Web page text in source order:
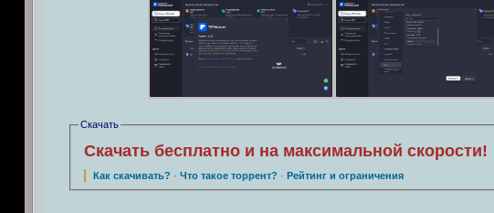
Скачать
Скачать бесплатно и на максимальной скорости!
Как скачивать? ·Что такое торрент? ·Рейтинг и ограничения